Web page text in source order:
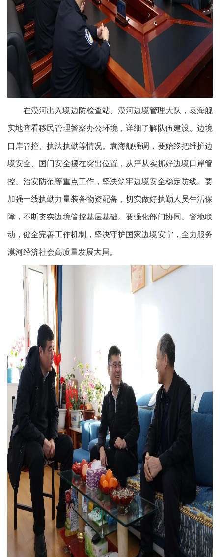
在漠河出入境边防检查站、漠河边境管理大队，袁海舰
实地查看移民管理警察办公环境，详细了解队伍建设、 边境
口岸管控、执法执勤等情况。袁海舰强调，要始终把维护边
境安全、国门安全摆在突出位置，从严从实抓好边境口岸管
控、治安防范等重点工作，坚决筑牢边境安全稳定防线。 要
加强一线执勤力量装备物资配备 ，切实做好执勤人员生活保
障，不断夯实边境管控基层基础。要强化部门协同、警地联
动，健全完善工作机制，坚决守护国家边境安宁，全力服务
漠河经济社会高质量发展大局。